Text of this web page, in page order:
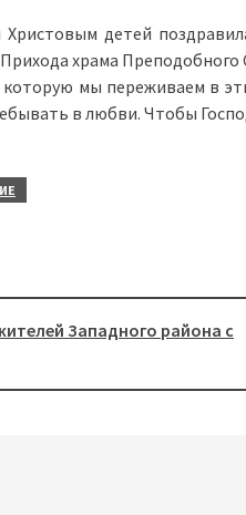
детей
храма
мы переживаем в
в любви. Чтобы
Западного района с